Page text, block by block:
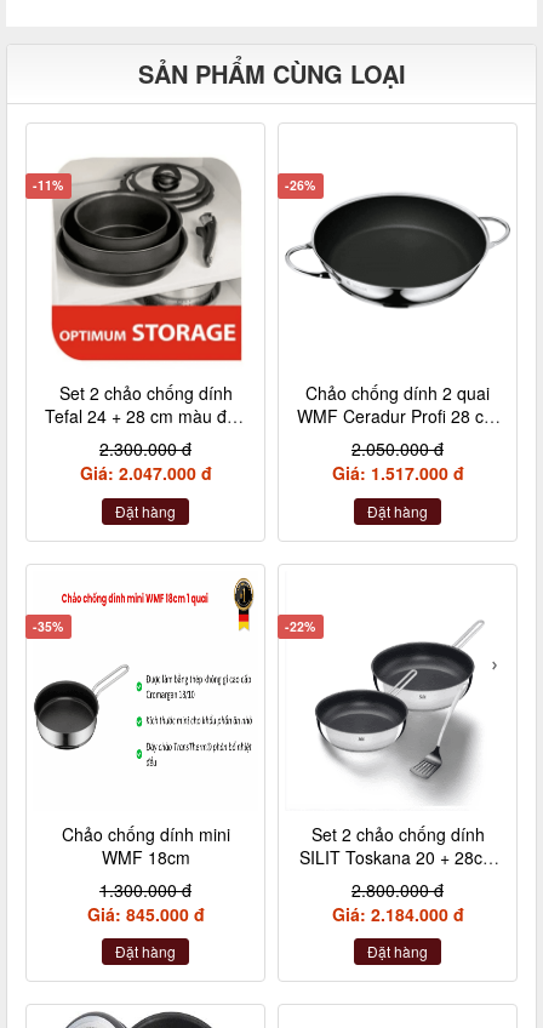
SẢN PHẨM CÙNG LOẠI
-11%
Set 2 chảo chống dính
Tefal 24 + 28 cm màu đen
cán rời L6509205
2.300.000 đ
Giá: 2.047.000 đ
Đặt hàng
-26%
Chảo chống dính 2 quai
WMF Ceradur Profi 28 cm
nội địa Đức
2.050.000 đ
Giá: 1.517.000 đ
Đặt hàng
-35%
Chảo chống dính mini
WMF 18cm
1.300.000 đ
Giá: 845.000 đ
Đặt hàng
-22%
Set 2 chảo chống dính
SILIT Toskana 20 + 28cm
kèm xẻng
2.800.000 đ
Giá: 2.184.000 đ
Đặt hàng